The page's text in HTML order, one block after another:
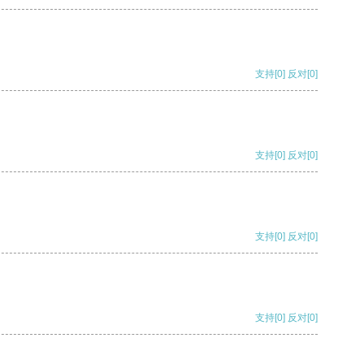
支持[0] 反对[0]
支持[0] 反对[0]
支持[0] 反对[0]
支持[0] 反对[0]